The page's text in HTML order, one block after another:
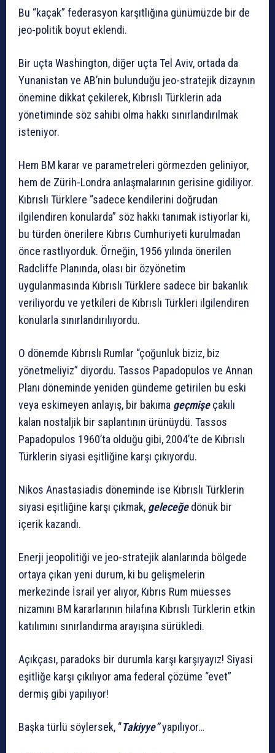
Bu “kaçak” federasyon karşıtlığına günümüzde bir de
jeo-politik boyut eklendi.
Bir uçta Washington, diğer uçta Tel Aviv, ortada da
Yunanistan ve AB’nin bulunduğu jeo-stratejik dizaynın
önemine dikkat çekilerek, Kıbrıslı Türklerin ada
yönetiminde söz sahibi olma hakkı sınırlandırılmak
isteniyor.
Hem BM karar ve parametreleri görmezden geliniyor,
hem de Zürih-Londra anlaşmalarının gerisine gidiliyor.
Kıbrıslı Türklere “sadece kendilerini doğrudan
ilgilendiren konularda” söz hakkı tanımak istiyorlar ki,
bu türden önerilere Kıbrıs Cumhuriyeti kurulmadan
önce rastlıyorduk. Örneğin, 1956 yılında önerilen
Radcliffe Planında, olası bir özyönetim
uygulanmasında Kıbrıslı Türklere sadece bir bakanlık
veriliyordu ve yetkileri de Kıbrıslı Türkleri ilgilendiren
konularla sınırlandırılıyordu.
O dönemde Kıbrıslı Rumlar “çoğunluk biziz, biz
yönetmeliyiz” diyordu. Tassos Papadopulos ve Annan
Planı döneminde yeniden gündeme getirilen bu eski
veya eskimeyen anlayış, bir bakıma geçmişeçakılı
kalan nostaljik bir saplantının ürünüydü. Tassos
Papadopulos 1960’ta olduğu gibi, 2004’te de Kıbrıslı
Türklerin siyasi eşitliğine karşı çıkıyordu.
Nikos Anastasiadis döneminde ise Kıbrıslı Türklerin
siyasi eşitliğine karşı çıkmak, geleceğedönük bir
içerik kazandı.
Enerji jeopolitiği ve jeo-stratejik alanlarında bölgede
ortaya çıkan yeni durum, ki bu gelişmelerin
merkezinde İsrail yer alıyor, Kıbrıs Rum müesses
nizamını BM kararlarının hilafına Kıbrıslı Türklerin etkin
katılımını sınırlandırma arayışına sürükledi.
Açıkçası, paradoks bir durumla karşı karşıyayız! Siyasi
eşitliğe karşı çıkılıyor ama federal çözüme “evet”
dermiş gibi yapılıyor!
Başka türlü söylersek, “Takiyye”yapılıyor…